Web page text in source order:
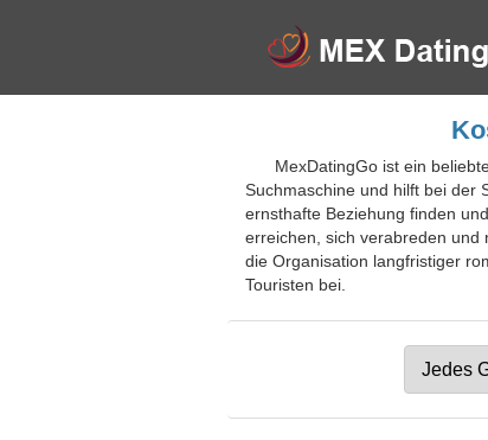
MexDatingGo ist ein
Suchmaschine und hilft bei der
ernsthafte Beziehung finden
erreichen, sich verabreden und
die Organisation langfristiger
Touristen bei.